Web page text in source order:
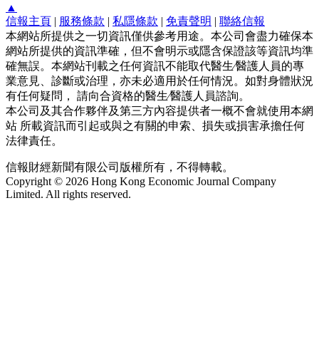
▲
信報主頁 | 服務條款 | 私隱條款 | 免責聲明 | 聯絡信報
本網站所提供之一切資訊僅供參考用途。本公司會盡力確保本
網站所提供的資訊準確，但不會明示或隱含保證該等資訊均準
確無誤。本網站刊載之任何資訊不能取代醫生∕醫護人員的專
業意見、診斷或治理，亦未必適用於任何情況。如對身體狀況
有任何疑問， 請向合資格的醫生∕醫護人員諮詢。
本公司及其合作夥伴及第三方內容提供者一概不會就使用本網
站 所載資訊而引起或與之有關的申索、損失或損害承擔任何
法律責任。
信報財經新聞有限公司版權所有，不得轉載。
Copyright © 2026 Hong Kong Economic Journal Company
Limited. All rights reserved.